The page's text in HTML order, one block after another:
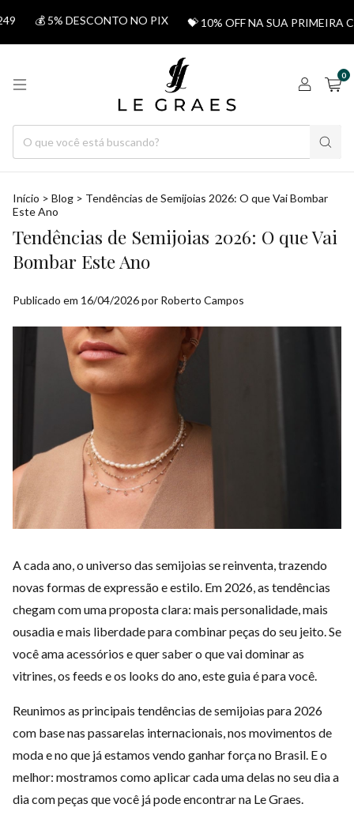
💰 5% DESCONTO NO PIX 💝 10% OFF NA SUA PRIMEIRA
0
Início > Blog > Tendências de Semijoias 2026: O que Vai Bombar
Este Ano
Tendências de Semijoias 2026: O que Vai
Bombar Este Ano
Publicado em 16/04/2026 por Roberto Campos
A cada ano, o universo das semijoias se reinventa, trazendo
novas formas de expressão e estilo. Em 2026, as tendências
chegam com uma proposta clara: mais personalidade, mais
ousadia e mais liberdade para combinar peças do seu jeito. Se
você ama acessórios e quer saber o que vai dominar as
vitrines, os feeds e os looks do ano, este guia é para você.
Reunimos as principais tendências de semijoias para 2026
com base nas passarelas internacionais, nos movimentos de
moda e no que já estamos vendo ganhar força no Brasil. E o
melhor: mostramos como aplicar cada uma delas no seu dia a
dia com peças que você já pode encontrar na Le Graes.